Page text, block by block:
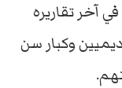
آخر تقاريره
وكبار سن